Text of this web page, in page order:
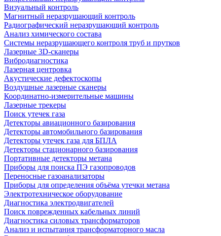
Визуальный контроль
Магнитный неразрушающий контроль
Радиографический неразрушающий контроль
Анализ химического состава
Системы неразрушающего контроля труб и прутков
Лазерные 3D-сканеры
Вибродиагностика
Лазерная центровка
Акустические дефектоскопы
Воздушные лазерные сканеры
Координатно-измерительные машины
Лазерные трекеры
Поиск утечек газа
Детекторы авиационного базирования
Детекторы автомобильного базирования
Детекторы утечек газа для БПЛА
Детекторы стационарного базирования
Портативные детекторы метана
Приборы для поиска ПЭ газопроводов
Переносные газоанализаторы
Приборы для определения объёма утечки метана
Электротехническое оборудование
Диагностика электродвигателей
Поиск поврежденных кабельных линий
Диагностика силовых трансформаторов
Анализ и испытания трансформаторного масла